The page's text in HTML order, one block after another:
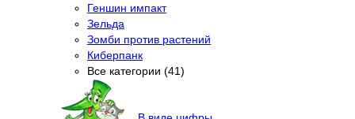
Геншин импакт
Зельда
Зомби против растений
Киберпанк
Все категории (41)